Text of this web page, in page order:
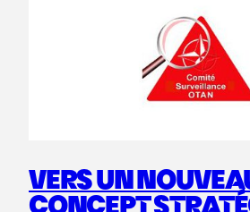
VERS UN